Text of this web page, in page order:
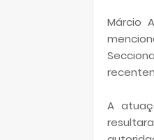
Márcio
A